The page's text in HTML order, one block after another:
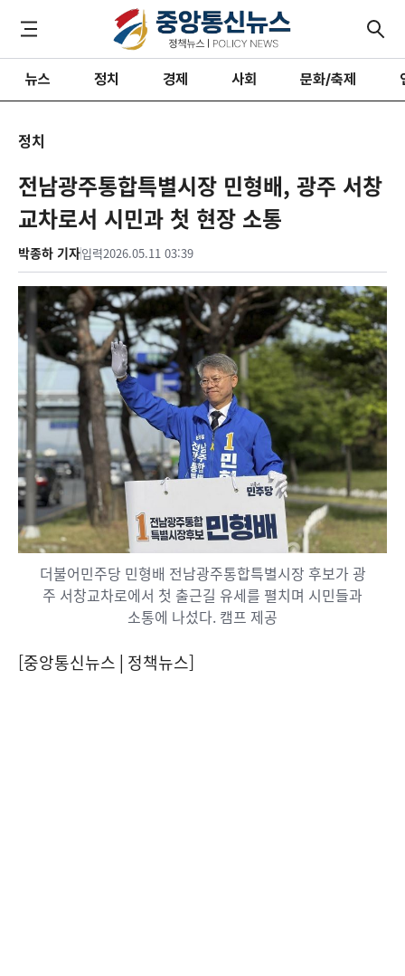
뉴스 정치 경제 사회 문화/축제
정치
전남광주통합특별시장 민형배, 광주 서창
교차로서 시민과 첫 현장 소통
박종하 기자입력2026.05.11 03:39
더불어민주당 민형배 전남광주통합특별시장 후보가 광
주 서창교차로에서 첫 출근길 유세를 펼치며 시민들과
소통에 나섰다. 캠프 제공
[중앙통신뉴스│정책뉴스]